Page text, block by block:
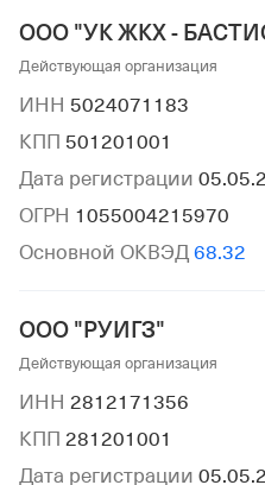
ООО "УК ЖКХ -
Действующая организация
ИНН 5024071183
КПП 501201001
Дата регистрации
ОГРН 1055004215970
Основной ОКВЭД 68.32
ООО "РУИГЗ"
Действующая организация
ИНН 2812171356
КПП 281201001
Дата регистрации